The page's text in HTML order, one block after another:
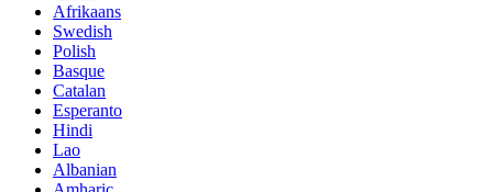
Afrikaans
Swedish
Polish
Basque
Catalan
Esperanto
Hindi
Lao
Albanian